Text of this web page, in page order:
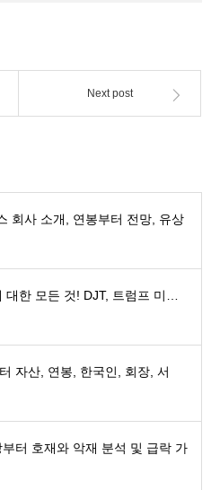
Next post
회사 소개, 연봉부터 전망, 유상
대한 모든 것! DJT, 트럼프 미…
자산, 연봉, 한국인, 회장, 서
터 호재와 악재 분석 및 급락 가